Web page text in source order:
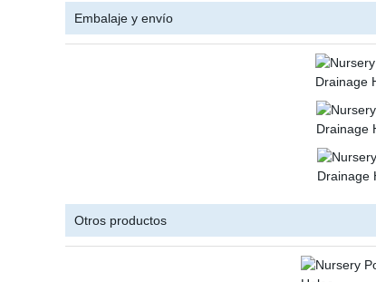
Embalaje y envío
Otros productos